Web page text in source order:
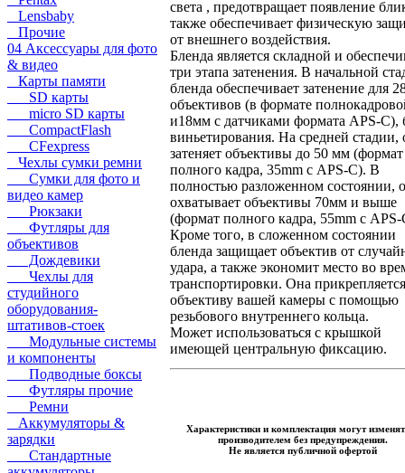
Lensbaby
Прочие
04 Аксессуары для фото
& видео
Карты памяти
SD карты
micro SD карты
CompactFlash
CFexpress
Чехлы сумки ремни
Сумки для фото и
видео камер
Рюкзаки
Футляры для
объективов
Дождевики
Чехлы для
студийного
оборудования-
штативов-стоек
Модульные системы
и компоненты
Подводные боксы
Футляры прочие
Ремни
Аккумуляторы &
зарядки
Стандартные
света , предотвращает появление
также обеспечивает физическую
от внешнего воздействия.
Бленда является складной и
три этапа затенения. В начальной
бленда обеспечивает затенение для
объективов (в формате
и18мм с датчиками формата APS-C),
виньетирования. На средней стадии,
затеняет объективы до 50 мм (формат
полного кадра, 35mm с APS-C). В
полностью разложенном состоянии,
охватывает объективы 70мм и выше
(формат полного кадра, 55mm с APS-
Кроме того, в сложенном состоянии
бленда защищает объектив от
удара, а также экономит место во
транспортировки. Она
объективу вашей камеры с помощью
резьбового внутреннего кольца.
Может использоваться с крышкой
имеющей центральную фиксацию.
Характеристики и комплектация могут
производителем без предупреждения.
Не является публичной офертой